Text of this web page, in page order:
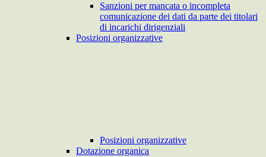
Sanzioni per mancata o incompleta
comunicazione dei dati da parte dei titolari
di incarichi dirigenziali
Posizioni organizzative
Posizioni organizzative
Dotazione organica